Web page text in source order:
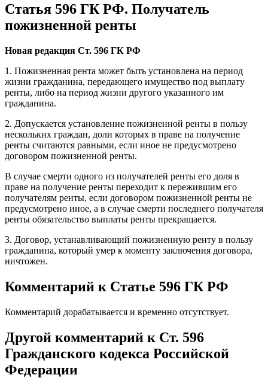
Статья 596 ГК РФ. Получатель
пожизненной ренты
Новая редакция Ст. 596 ГК РФ
1. Пожизненная рента может быть установлена на период
жизни гражданина, передающего имущество под выплату
ренты, либо на период жизни другого указанного им
гражданина.
2. Допускается установление пожизненной ренты в пользу
нескольких граждан, доли которых в праве на получение
ренты считаются равными, если иное не предусмотрено
договором пожизненной ренты.
В случае смерти одного из получателей ренты его доля в
праве на получение ренты переходит к пережившим его
получателям ренты, если договором пожизненной ренты не
предусмотрено иное, а в случае смерти последнего получателя
ренты обязательство выплаты ренты прекращается.
3. Договор, устанавливающий пожизненную ренту в пользу
гражданина, который умер к моменту заключения договора,
ничтожен.
Комментарий к Статье 596 ГК РФ
Комментарий дорабатывается и временно отсутствует.
Другой комментарий к Ст. 596
Гражданского кодекса Российской
Федерации